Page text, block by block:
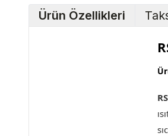
Ürün Özellikleri